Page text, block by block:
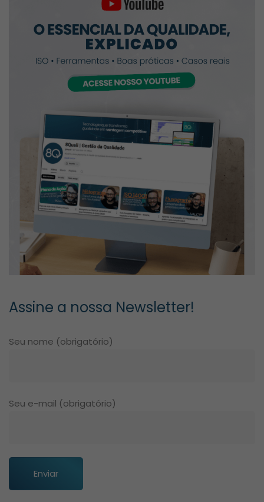
Assine a nossa Newsletter!
Seu nome (obrigatório)
Seu e-mail (obrigatório)